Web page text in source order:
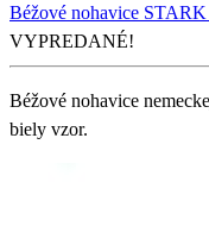
Béžové nohavice STARK
VYPREDANÉ!
Béžové nohavice
biely vzor.